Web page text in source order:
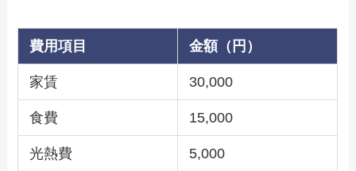
費用項目 金額（円）
家賃 30,000
食費 15,000
光熱費 5,000